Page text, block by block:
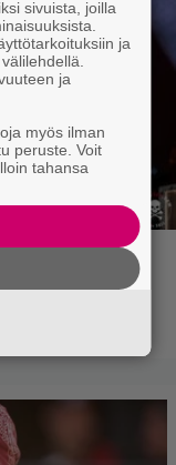
osa 1 –
Society ja
sivuista, joilla
ja
ja
myös ilman
peruste. Voit
tahansa